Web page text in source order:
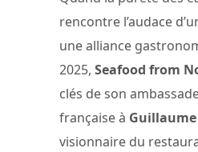
rencontre l’audace
une alliance
2025, Seafood from
clés de son
française à Guillaume
visionnaire du